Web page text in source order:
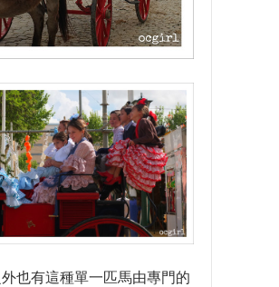
也有這種單一匹馬由專門的